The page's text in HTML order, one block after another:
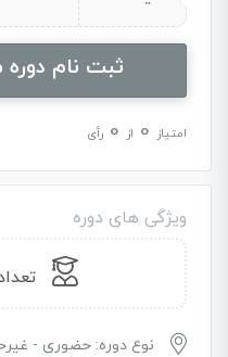
ثبت نام
امتیاز 0 از 0 رأی
ویژگی های دوره
نوع دوره: حضوری -